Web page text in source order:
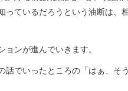
っているだろうという油断は、
ョンが進んでいきます。
話でいったところの「はぁ、